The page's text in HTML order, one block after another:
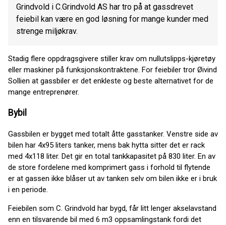
Grindvold i C.Grindvold AS har tro på at gassdrevet
feiebil kan være en god løsning for mange kunder med
strenge miljøkrav.
Stadig flere oppdragsgivere stiller krav om nullutslipps-kjøretøy
eller maskiner på funksjonskontraktene. For feiebiler tror Øivind
Sollien at gassbiler er det enkleste og beste alternativet for de
mange entreprenører.
Bybil
Gassbilen er bygget med totalt åtte gasstanker. Venstre side av
bilen har 4x95 liters tanker, mens bak hytta sitter det er rack
med 4x118 liter. Det gir en total tankkapasitet på 830 liter. En av
de store fordelene med komprimert gass i forhold til flytende
er at gassen ikke blåser ut av tanken selv om bilen ikke er i bruk
i en periode.
Feiebilen som C. Grindvold har bygd, får litt lenger akselavstand
enn en tilsvarende bil med 6 m3 oppsamlingstank fordi det